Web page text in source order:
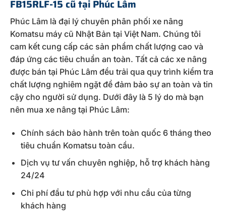
FB15RLF-15 cũ tại Phúc Lâm
Phúc Lâm là đại lý chuyên phân phối xe nâng
Komatsu máy cũ Nhật Bản tại Việt Nam. Chúng tôi
cam kết cung cấp các sản phẩm chất lượng cao và
đáp ứng các tiêu chuẩn an toàn. Tất cả các xe nâng
được bán tại Phúc Lâm đều trải qua quy trình kiểm tra
chất lượng nghiêm ngặt để đảm bảo sự an toàn và tin
cậy cho người sử dụng. Dưới đây là 5 lý do mà bạn
nên mua xe nâng tại Phúc Lâm:
Chính sách bảo hành trên toàn quốc 6 tháng theo
tiêu chuẩn Komatsu toàn cầu.
Dịch vụ tư vấn chuyên nghiệp, hỗ trợ khách hàng
24/24
Chi phí đầu tư phù hợp với nhu cầu của từng
khách hàng